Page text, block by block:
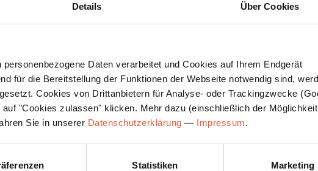
Details Über Cookies
Daten verarbeitet und Cookies auf Ihrem Endgerät
für die Bereitstellung der Funktionen der Webseite notwendig sind,
Cookies von Drittanbietern für Analyse- oder Trackingzwecke
"Cookies zulassen" klicken. Mehr dazu (einschließlich der
Sie in unserer Datenschutzerklärung — Impressum.
Statistiken Marketing